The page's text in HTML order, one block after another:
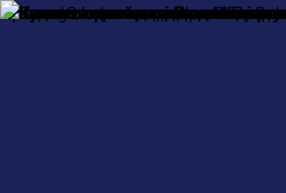
Про насОплата і доставкаОбмін